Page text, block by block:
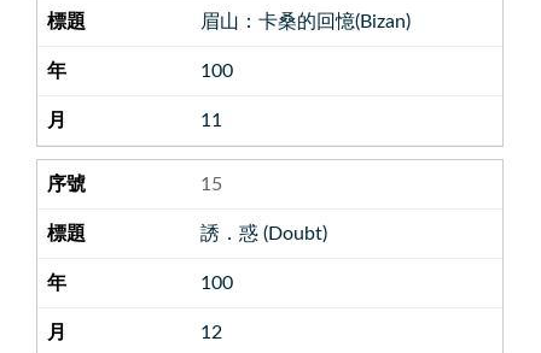
眉山：卡桑的回憶(Bizan)
100
11
15
誘．惑 (Doubt)
100
12